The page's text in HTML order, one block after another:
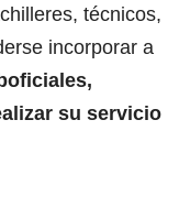
técnicos,
incorporar a
su servicio